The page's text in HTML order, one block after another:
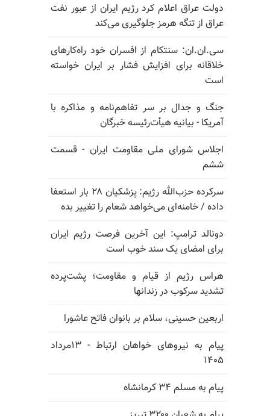
دولت عراق اعلام کرد رژیم ایران از عبور نفت
عراق از تنگه هرمز جلوگیری می‌کند
سی.ان.ان: سنتکام از افسران خود راه‌کارهای
خلاقانه برای افزایش فشار بر ایران خواسته
است
جنگ و جدال بر سر تفاهم‌نامه و مذاکره با
آمریکا - بیانیه هیأت‌رئیسه خبرگان
اجلاس شورای ملی مقاومت ایران - قسمت
ششم
سرکرده حزب‌الله رژیم: پزشکیان ۲۸ بار استعفا
داده / خامنه‌ای می‌خواهد شعام را تغییر بده
دونالد ترامپ: این آخرین فرصت رژیم ایران
برای امضای یک سند خوب است
هراس رژیم از قیام و مقاومت؛ پشت‌پرده
تشدید سرکوب در زندانها
اربعین حسینی، سلام بر بانوان فاتح عاشورا
پیام به نیروهای خواهان ارتباط - ۱۳مرداد
۱۴۰۵
پیام به مسلم ۳۴ کرمانشاه